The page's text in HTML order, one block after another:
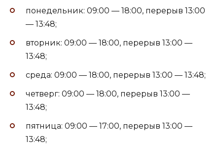
понедельник: 09:00 — 18:00, перерыв 13:00
— 13:48;
вторник: 09:00 — 18:00, перерыв 13:00 —
13:48;
среда: 09:00 — 18:00, перерыв 13:00 — 13:48;
четверг: 09:00 — 18:00, перерыв 13:00 —
13:48;
пятница: 09:00 — 17:00, перерыв 13:00 —
13:48;